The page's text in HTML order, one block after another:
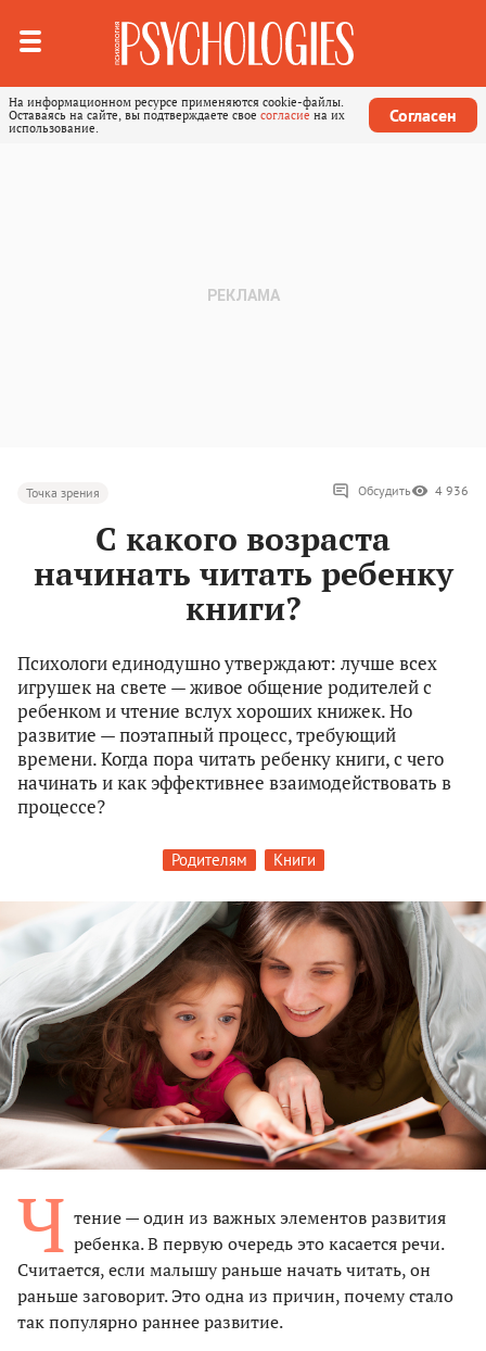
На информационном ресурсе применяются cookie-файлы.
Оставаясь на сайте, вы подтверждаете свое согласие на их
использование.
Согласен
Точка зрения Обсудить 4 936
С какого возраста
начинать читать ребенку
книги?
Психологи единодушно утверждают: лучше всех
игрушек на свете — живое общение родителей с
ребенком и чтение вслух хороших книжек. Но
развитие — поэтапный процесс, требующий
времени. Когда пора читать ребенку книги, с чего
начинать и как эффективнее взаимодействовать в
процессе?
Родителям Книги
Ч тение — один из важных элементов развития
ребенка. В первую очередь это касается речи.
Считается, если малышу раньше начать читать, он
раньше заговорит. Это одна из причин, почему стало
так популярно раннее развитие.